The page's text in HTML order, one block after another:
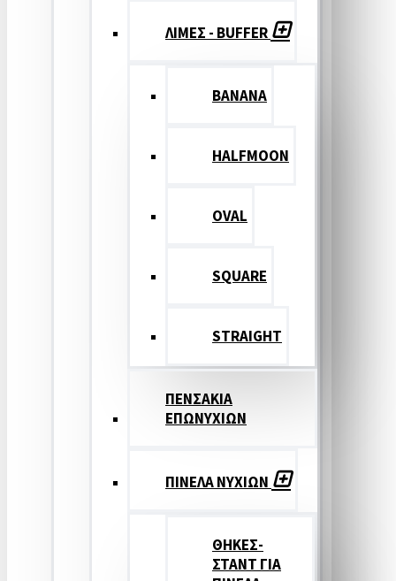
ΛΙΜΕΣ - BUFFER
BANANA
HALFMOON
OVAL
SQUARE
STRAIGHT
ΠΕΝΣΑΚΙΑ
ΕΠΩΝΥΧΙΩΝ
ΠΙΝΕΛΑ ΝΥΧΙΩΝ
ΘΗΚΕΣ-
ΣΤΑΝΤ ΓΙΑ